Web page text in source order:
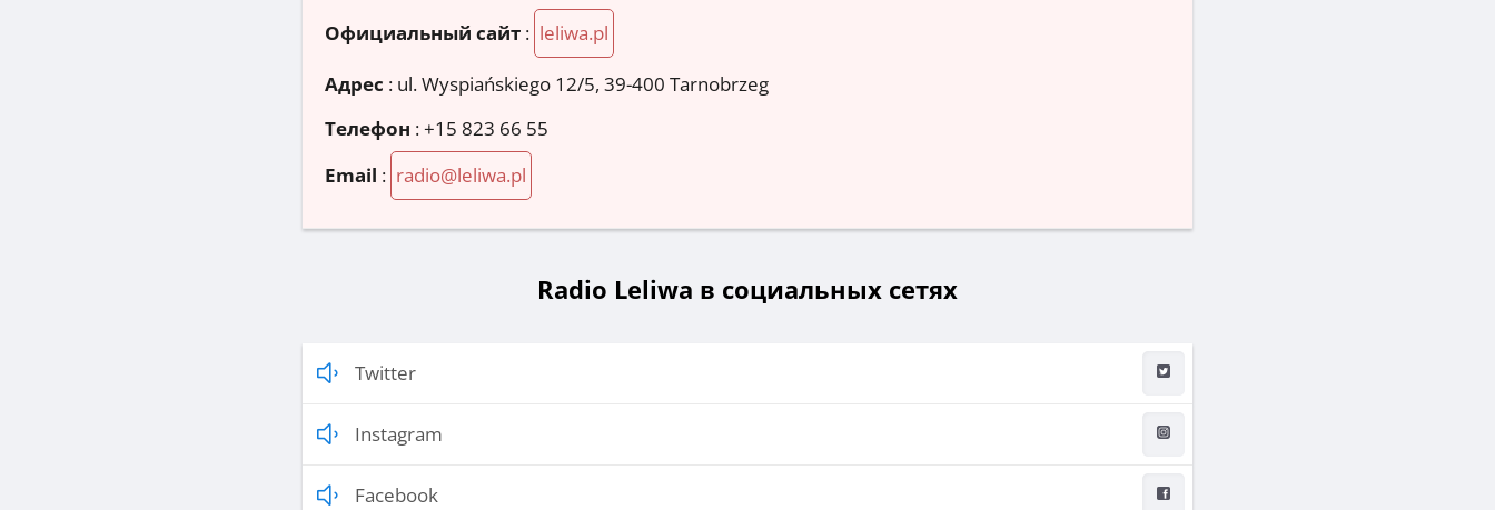
Официальный сайт : leliwa.pl
Адрес : ul. Wyspiańskiego 12/5, 39-400 Tarnobrzeg
Телефон :+15 823 66 55
Email : radio@leliwa.pl
Radio Leliwa в социальных сетях
Twitter
Instagram
Facebook